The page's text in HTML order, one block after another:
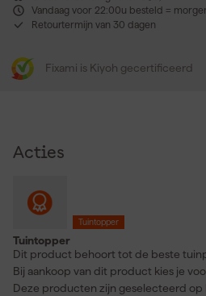
Vandaag voor 22:00u besteld =
Retourtermijn van 30 dagen
Fixami is Kiyoh gecertificeerd
Acties
Tuintopper
Tuintopper
Dit product behoort tot de beste
Bij aankoop van dit product kies je
Deze producten zijn geselecteerd